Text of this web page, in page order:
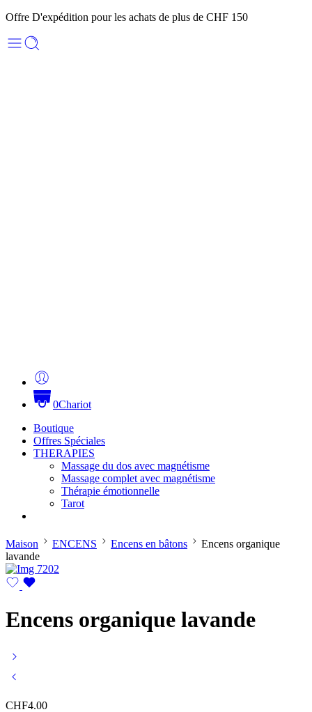
Offre D'expédition pour les achats de plus de CHF 150
0Chariot
Boutique
Offres Spéciales
THERAPIES
Massage du dos avec magnétisme
Massage complet avec magnétisme
Thérapie émotionnelle
Tarot
Maison ENCENS Encens en bâtons
Encens organique
lavande
Encens organique lavande
CHF4.00